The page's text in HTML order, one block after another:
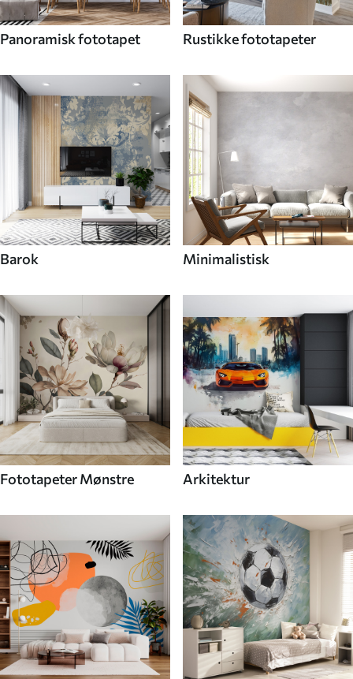
Panoramisk fototapet Rustikke fototapeter
Barok Minimalistisk
Fototapeter Mønstre Arkitektur